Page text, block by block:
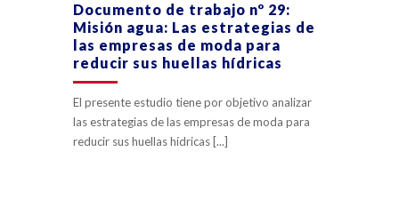
Documento de trabajo nº 29:
Misión agua: Las estrategias de
las empresas de moda para
reducir sus huellas hídricas
El presente estudio tiene por objetivo analizar
las estrategias de las empresas de moda para
reducir sus huellas hídricas [...]